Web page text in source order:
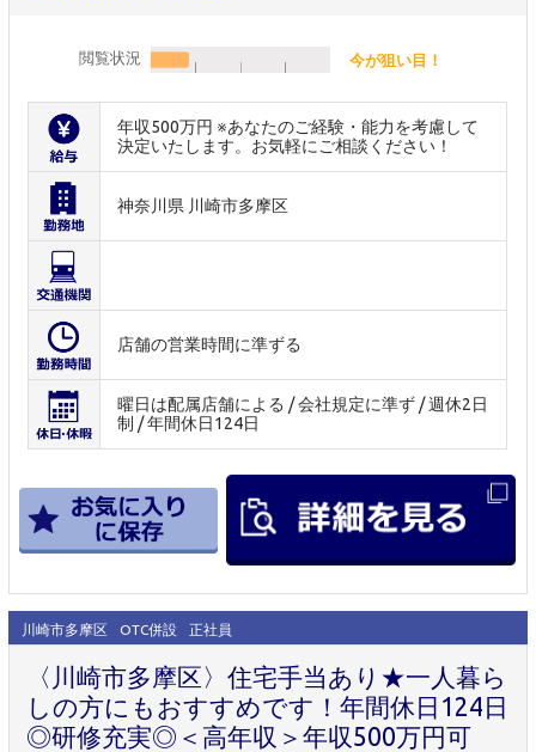
閲覧状況 今が狙い目！
年収500万円 ※あなたのご経験・能力を考慮して
決定いたします。お気軽にご相談ください！
神奈川県 川崎市多摩区
店舗の営業時間に準ずる
曜日は配属店舗による / 会社規定に準ず / 週休2日
制 / 年間休日124日
川崎市多摩区 OTC併設 正社員
〈川崎市多摩区〉住宅手当あり★一人暮ら
しの方にもおすすめです！年間休日124日
◎研修充実◎＜高年収＞年収500万円可